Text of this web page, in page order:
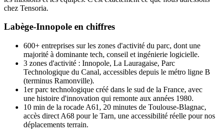
chez Tensoria.
Labège-Innopole en chiffres
600+ entreprises sur les zones d'activité du parc, dont une
majorité à dominante tech, conseil et ingénierie logicielle.
3 zones d'activité : Innopole, La Lauragaise, Parc
Technologique du Canal, accessibles depuis le métro ligne B
(terminus Ramonville).
1er parc technologique créé dans le sud de la France, avec
une histoire d'innovation qui remonte aux années 1980.
10 min de la rocade A61, 20 minutes de Toulouse-Blagnac,
accès direct A68 pour le Tarn, une accessibilité réelle pour nos
déplacements terrain.